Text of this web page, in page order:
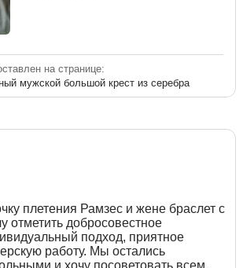
на странице:
мужской большой крест из серебра
плетения Рамзес и жене браслет с
отметить добросовестное
подход, приятное
работу. Мы остались
и хочу посоветовать всем,